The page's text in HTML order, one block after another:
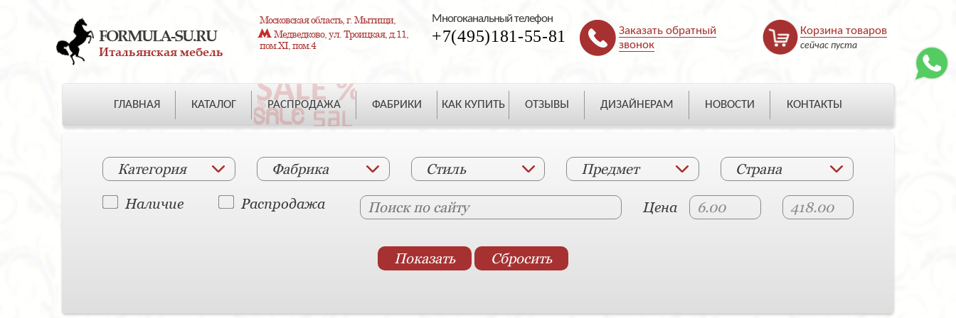
FORMULA-SU.RU
Итальянская мебель
Московская область, г. Мытищи,
Медведково, ул. Троицкая, д.11,
пом.XI, пом.4
Многоканальный телефон
+7(495)181-55-81
Заказать обратный
звонок
Корзина товаров
сейчас пуста
ГЛАВНАЯ КАТАЛОГ РАСПРОДАЖА ФАБРИКИ КАК КУПИТЬ ОТЗЫВЫ ДИЗАЙНЕРАМ НОВОСТИ КОНТАКТЫ
Категория Фабрика Стиль Предмет Страна
Наличие Распродажа Цена